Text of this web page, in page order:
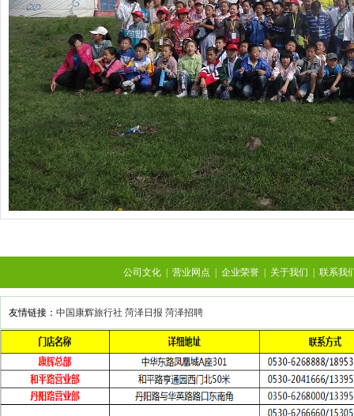
公司文化 营业网点 企业荣誉 关于我们 联系我
友情链接： 中国康辉旅行社 菏泽日报 菏泽招聘